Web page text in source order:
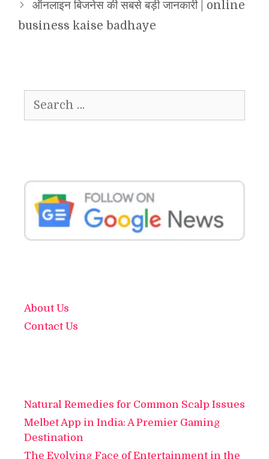
ऑनलाइन बिजनेस की सबसे बड़ी जानकारी | online
business kaise badhaye
for:
About Us
Contact Us
Natural Remedies for Common Scalp Issues
Melbet App in India: A Premier Gaming
Destination
The Evolving Face of Entertainment in the